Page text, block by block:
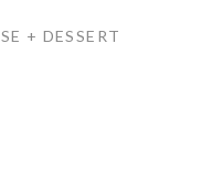
+ DESSERT